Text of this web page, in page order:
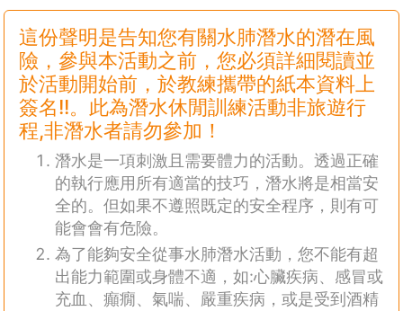
這份聲明是告知您有關水肺潛水的潛在風
險，參與本活動之前，您必須詳細閱讀並
於活動開始前，於教練攜帶的紙本資料上
簽名!!。此為潛水休閒訓練活動非旅遊行
程,非潛水者請勿參加！
潛水是一項刺激且需要體力的活動。透過正確
的執行應用所有適當的技巧，潛水將是相當安
全的。但如果不遵照既定的安全程序，則有可
能會會有危險。
為了能夠安全從事水肺潛水活動，您不能有超
出能力範圍或身體不適，如:心臟疾病、感冒或
充血、癲癇、氣喘、嚴重疾病，或是受到酒精